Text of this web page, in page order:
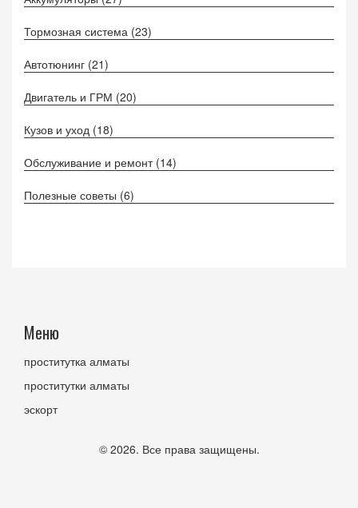
Тормозная система (23)
Автотюнинг (21)
Двигатель и ГРМ (20)
Кузов и уход (18)
Обслуживание и ремонт (14)
Полезные советы (6)
Меню
проститутка алматы
проститутки алматы
эскорт
© 2026. Все права защищены.